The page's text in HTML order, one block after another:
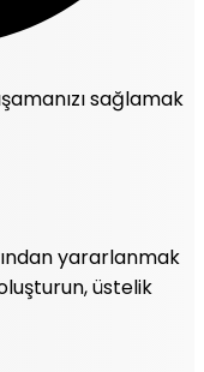
sağlamak
yararlanmak
üstelik